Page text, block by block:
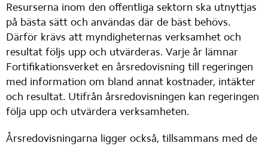
Resurserna inom den offentliga sektorn ska utnyttjas
på bästa sätt och användas där de bäst behövs.
Därför krävs att myndigheternas verksamhet och
resultat följs upp och utvärderas. Varje år lämnar
Fortifikationsverket en årsredovisning till regeringen
med information om bland annat kostnader, intäkter
och resultat. Utifrån årsredovisningen kan regeringen
följa upp och utvärdera verksamheten.
Årsredovisningarna ligger också, tillsammans med de